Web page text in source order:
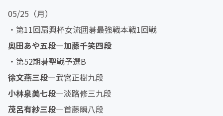
05/25（月）
・第11回扇興杯女流囲碁最強戦本戦1回戦
奥田あや五段―加藤千笑四段
・第52期碁聖戦予選B
徐文燕三段―武宮正樹九段
小林泉美七段―淡路修三九段
茂呂有紗三段―首藤瞬八段